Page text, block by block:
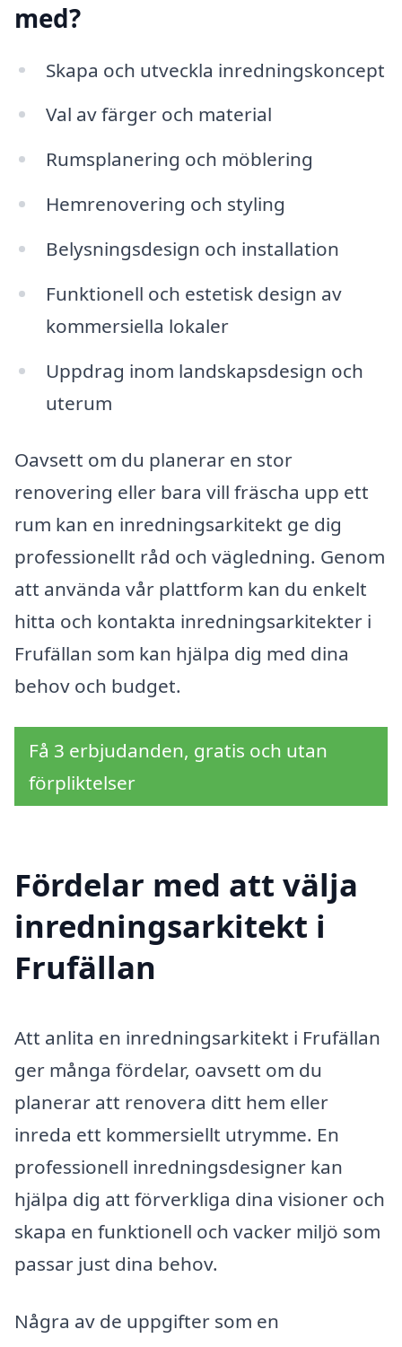
med?
Skapa och utveckla inredningskoncept
Val av färger och material
Rumsplanering och möblering
Hemrenovering och styling
Belysningsdesign och installation
Funktionell och estetisk design av
kommersiella lokaler
Uppdrag inom landskapsdesign och
uterum
Oavsett om du planerar en stor
renovering eller bara vill fräscha upp ett
rum kan en inredningsarkitekt ge dig
professionellt råd och vägledning. Genom
att använda vår plattform kan du enkelt
hitta och kontakta inredningsarkitekter i
Frufällan som kan hjälpa dig med dina
behov och budget.
Få 3 erbjudanden, gratis och utan
förpliktelser
Fördelar med att välja
inredningsarkitekt i
Frufällan
Att anlita en inredningsarkitekt i Frufällan
ger många fördelar, oavsett om du
planerar att renovera ditt hem eller
inreda ett kommersiellt utrymme. En
professionell inredningsdesigner kan
hjälpa dig att förverkliga dina visioner och
skapa en funktionell och vacker miljö som
passar just dina behov.
Några av de uppgifter som en